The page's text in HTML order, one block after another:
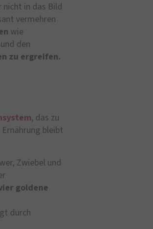
in das Bild
vermehren
wie
den
zu ergreifen.
, das zu
bleibt
Zwiebel und
goldene
durch